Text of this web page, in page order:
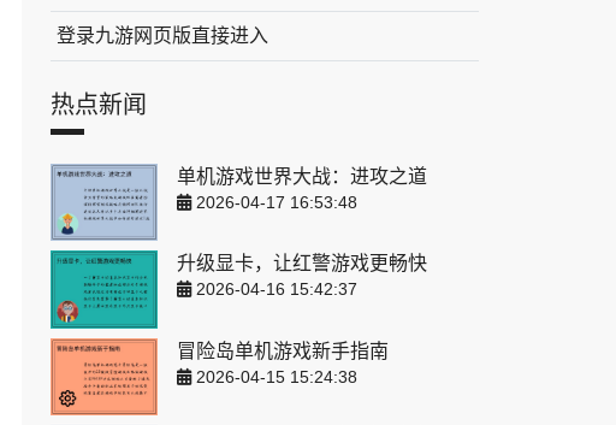
登录九游网页版直接进入
热点新闻
单机游戏世界大战：进攻之道
2026-04-17 16:53:48
升级显卡，让红警游戏更畅快
2026-04-16 15:42:37
冒险岛单机游戏新手指南
2026-04-15 15:24:38